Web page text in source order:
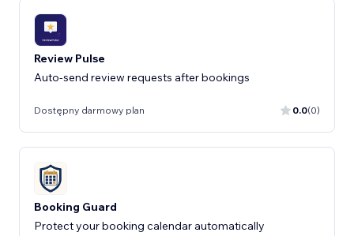
Review Pulse
Auto-send review requests after bookings
Dostępny darmowy plan 0.0(0)
Booking Guard
Protect your booking calendar automatically